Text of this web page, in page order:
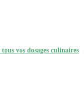
vos dosages culinaires